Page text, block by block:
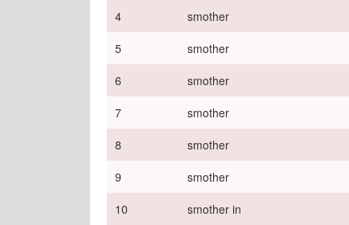
4
smother
5
smother
6
smother
7
smother
8
smother
9
smother
10
smother in